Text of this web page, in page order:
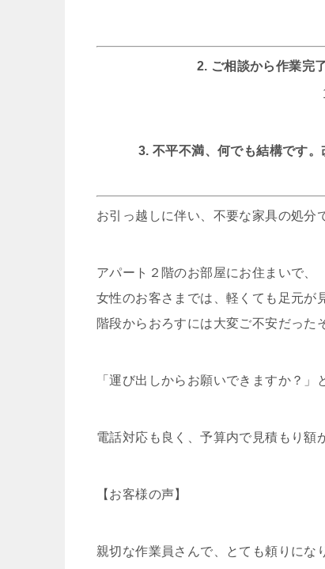
2. ご相談から作業完
3. 不平不満、何でも結構です
お引っ越しに伴い、不要な家具の処分
アパート２階のお部屋にお住まいで、
女性のお客さまでは、軽くても足元が
階段からおろすには大変ご不安だった
「運び出しからお願いできますか？」
電話対応も良く、予算内で見積もり額
【お客様の声】
親切な作業員さんで、とても頼りにな